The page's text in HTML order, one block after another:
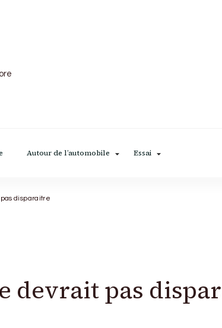
Autour de l’automobile Essai
pas disparaitre
devrait pas